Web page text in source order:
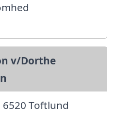
v/Dorthe
Toftlund